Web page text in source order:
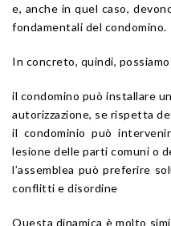
e, anche in quel caso,
fondamentali del condomino.
In concreto, quindi,
il condomino può installare
autorizzazione, se rispetta
il condominio può
lesione delle parti comuni o
l’assemblea può preferire
conflitti e disordine
Questa dinamica è molto